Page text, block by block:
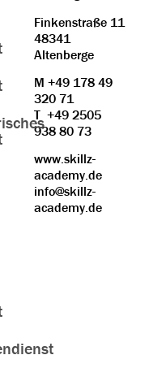
Finkenstraße 11
48341
Altenberge
M +49 178 49
320 71
T +49 2505
938 80 73
www.skillz-
academy.de
info@skillz-
academy.de